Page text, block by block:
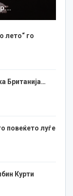
лето“ го
Британија…
повеќето луѓе
Курти